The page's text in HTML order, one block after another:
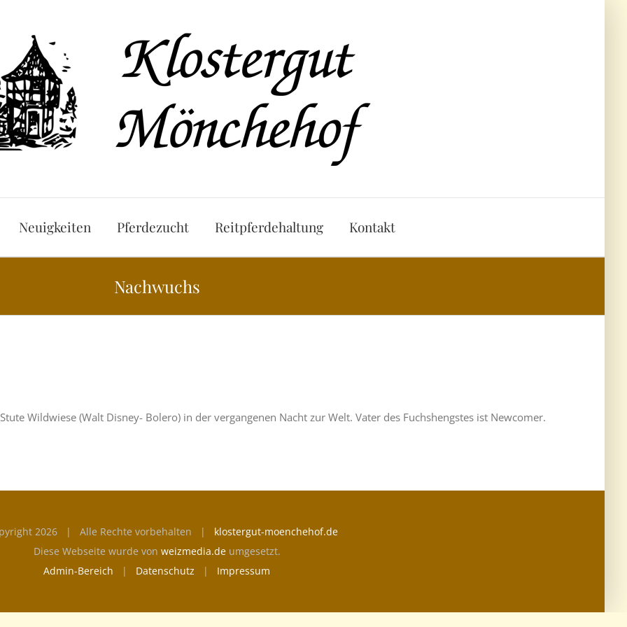
Neuigkeiten Pferdezucht Reitpferdehaltung Kontakt
Nachwuchs
Wildwiese (Walt Disney- Bolero) in der vergangenen Nacht zur Welt. Vater des Fuchshengstes ist Newcomer.
2026 | Alle Rechte vorbehalten | klostergut-moenchehof.de
Diese Webseite wurde von weizmedia.deumgesetzt.
Admin-Bereich | Datenschutz | Impressum